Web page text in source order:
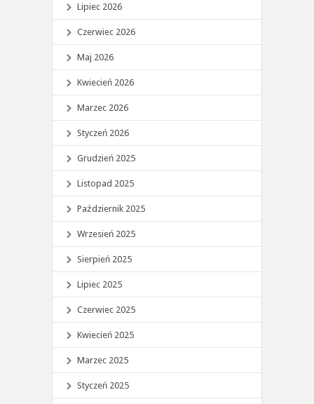
Lipiec 2026
Czerwiec 2026
Maj 2026
Kwiecień 2026
Marzec 2026
Styczeń 2026
Grudzień 2025
Listopad 2025
Październik 2025
Wrzesień 2025
Sierpień 2025
Lipiec 2025
Czerwiec 2025
Kwiecień 2025
Marzec 2025
Styczeń 2025